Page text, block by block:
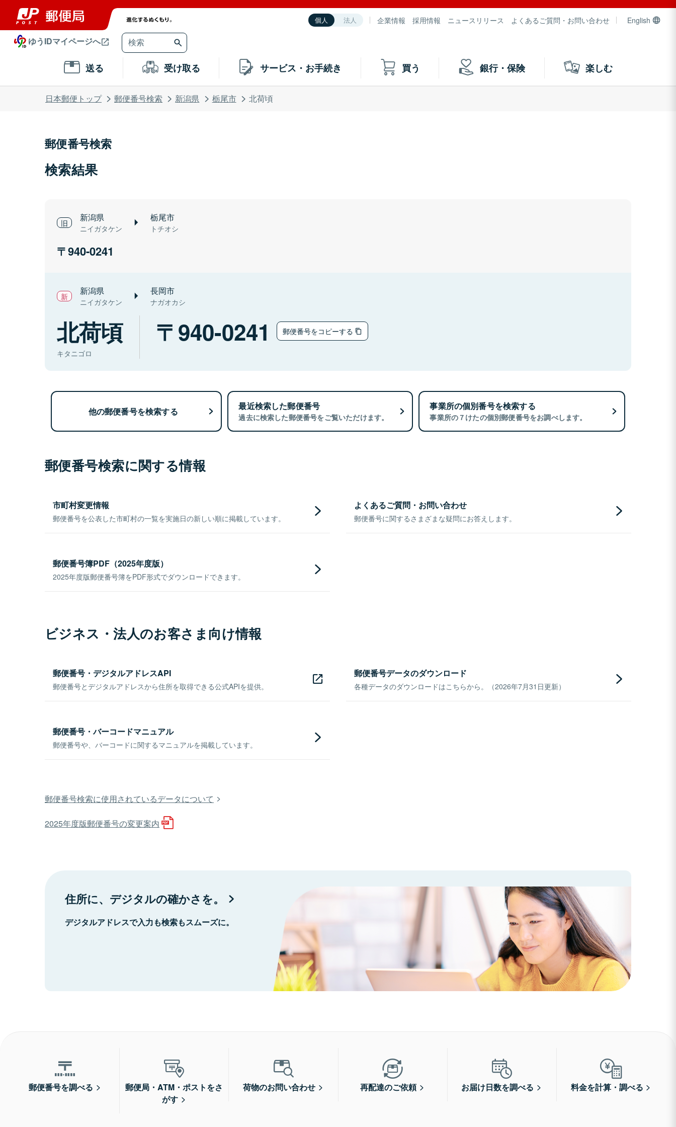
個人 法人 企業情報 採用情報 ニュースリリース よくあるご質問・お問い合わせ English
ゆうIDマイページへ
送る 受け取る サービス・お手続き 買う 銀行・保険 楽しむ
日本郵便トップ 郵便番号検索 新潟県 栃尾市 北荷頃
郵便番号検索
検索結果
新潟県
ニイガタケン
栃尾市
トチオシ
940-0241
新潟県
ニイガタケン
長岡市
ナガオカシ
北荷頃
キタニゴロ
940-0241 郵便番号をコピーする
他の郵便番号を検索する 最近検索した郵便番号
過去に検索した郵便番号をご覧いただけます。
事業所の個別番号を検索する
事業所の７けたの個別郵便番号をお調べします。
郵便番号検索に関する情報
市町村変更情報
郵便番号を公表した市町村の一覧を実施日の新しい順に掲載しています。
よくあるご質問・お問い合わせ
郵便番号に関するさまざまな疑問にお答えします。
郵便番号簿PDF（2025年度版）
2025年度版郵便番号簿をPDF形式でダウンロードできます。
ビジネス・法人のお客さま向け情報
郵便番号・デジタルアドレスAPI
郵便番号とデジタルアドレスから住所を取得できる公式APIを提供。
郵便番号データのダウンロード
各種データのダウンロードはこちらから。（2026年7月31日更新）
郵便番号・バーコードマニュアル
郵便番号や、バーコードに関するマニュアルを掲載しています。
郵便番号検索に使用されているデータについて
2025年度版郵便番号の変更案内
住所に、デジタルの確かさを。
デジタルアドレスで入力も検索もスムーズに。
郵便番号を調べる
郵便局・ATM・ポストをさ
がす
荷物のお問い合わせ 再配達のご依頼 お届け日数を調べる 料金を計算・調べる